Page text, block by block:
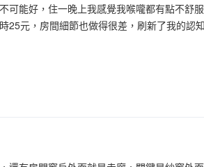
能好，住一晚上我感覺我喉嚨都有點不舒
元，房間細節也做得很差，刷新了我的認